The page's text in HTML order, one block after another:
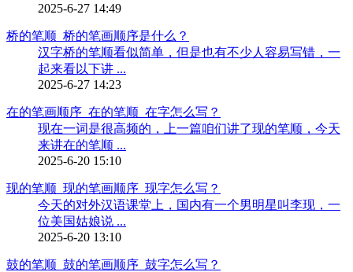
2025-6-27 14:49
桥的笔顺_桥的笔画顺序是什么？
汉字桥的笔顺看似简单，但是也有不少人容易写错，一
起来看以下讲 ...
2025-6-27 14:23
在的笔画顺序_在的笔顺_在字怎么写？
现在一词是很高频的，上一篇咱们讲了现的笔顺，今天
来讲在的笔顺 ...
2025-6-20 15:10
现的笔顺_现的笔画顺序_现字怎么写？
今天的对外汉语课堂上，国内有一个男明星叫李现，一
位美国姑娘说 ...
2025-6-20 13:10
鼓的笔顺_鼓的笔画顺序_鼓字怎么写？